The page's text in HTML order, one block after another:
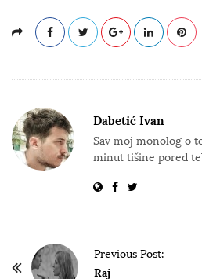
Dabetić Ivan
Sav moj monolog o
minut tišine pored
Previous Post:
Raj